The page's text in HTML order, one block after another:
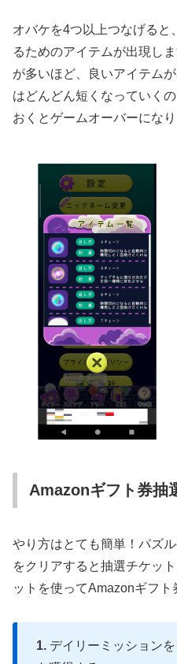
オバケを4つ以上つなげると
るためのアイテムが出現し
が多いほど、良いアイテム
はどんどん短くなっていく
おくとゲームオーバーになり
Amazonギフト券抽
やり方はとても簡単！パズ
をクリアすると抽選チケッ
ットを使ってAmazonギフト
1. デイリーミッション